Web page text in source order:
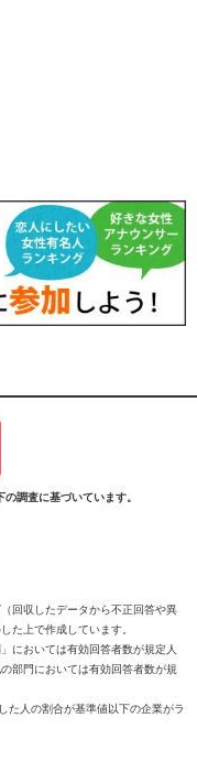
調査に基づいています。
回収したデータから不正回答や異
た上で作成しています。
においては有効回答者数が規定人
部門においては有効回答者数が規
た人の割合が基準値以下の企業がラ